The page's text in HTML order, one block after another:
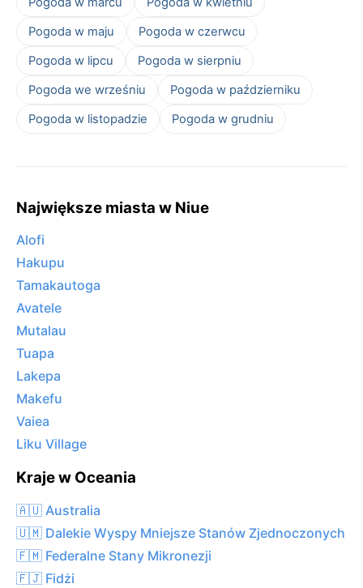
Pogoda w maju
Pogoda w czerwcu
Pogoda w lipcu
Pogoda w sierpniu
Pogoda we wrześniu
Pogoda w październiku
Pogoda w listopadzie
Pogoda w grudniu
Największe miasta w Niue
Alofi
Hakupu
Tamakautoga
Avatele
Mutalau
Tuapa
Lakepa
Makefu
Vaiea
Liku Village
Kraje w Oceania
🇦🇺 Australia
🇺🇲 Dalekie Wyspy Mniejsze Stanów Zjednoczonych
🇫🇲 Federalne Stany Mikronezji
🇫🇯 Fidżi